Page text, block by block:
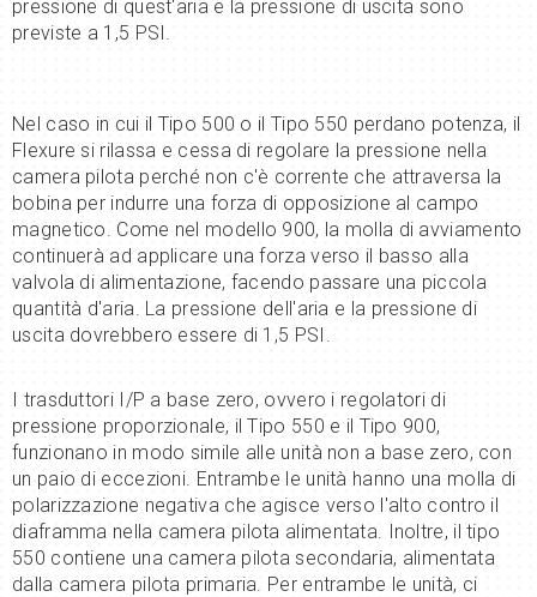
pressione di quest'aria e la pressione di uscita sono
previste a 1,5 PSI.
Nel caso in cui il Tipo 500 o il Tipo 550 perdano potenza, il
Flexure si rilassa e cessa di regolare la pressione nella
camera pilota perché non c'è corrente che attraversa la
bobina per indurre una forza di opposizione al campo
magnetico. Come nel modello 900, la molla di avviamento
continuerà ad applicare una forza verso il basso alla
valvola di alimentazione, facendo passare una piccola
quantità d'aria. La pressione dell'aria e la pressione di
uscita dovrebbero essere di 1,5 PSI.
I trasduttori I/P a base zero, ovvero i regolatori di
pressione proporzionale, il Tipo 550 e il Tipo 900,
funzionano in modo simile alle unità non a base zero, con
un paio di eccezioni. Entrambe le unità hanno una molla di
polarizzazione negativa che agisce verso l'alto contro il
diaframma nella camera pilota alimentata. Inoltre, il tipo
550 contiene una camera pilota secondaria, alimentata
dalla camera pilota primaria. Per entrambe le unità, ci